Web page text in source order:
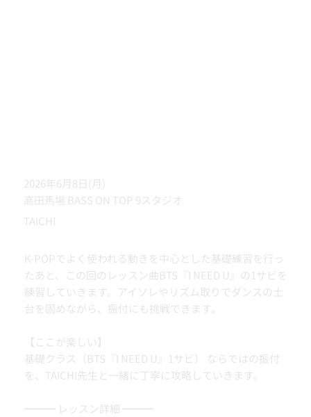
2026年6月8日(月)
高田馬場 BASS ON TOP 9スタジオ
TAICHI
K-POPでよく使われる動きを中心とした基礎練習を行っ
たあと、この回のレッスン曲BTS『I NEED U』の1サビを
練習していきます。アイソレやリズム取りでダンスの土
台を固めながら、振付にも挑戦できます。
【ここが楽しい】
基礎クラス（BTS『I NEED U』1サビ） ならではの振付
を、TAICHI先生と一緒に丁寧に攻略していきます。
━━━ レッスン詳細 ━━━